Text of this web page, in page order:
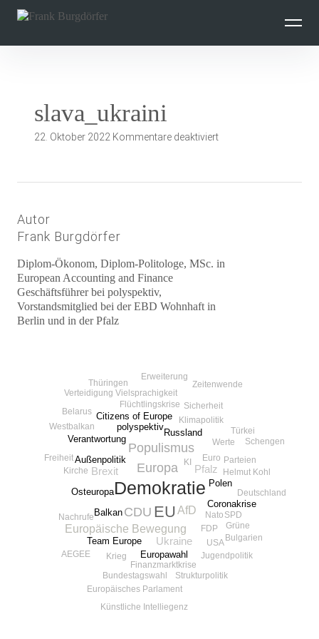
überspringen
slava_ukraini
22. Oktober 2022 Kommentare deaktiviertfür
Autor
Frank Burgdörfer
Diplom-Ökonom, Diplom-Politologe, MSc. in
European Accounting and Finance
Geschäftsführer bei polyspektiv,
Vorstandsmitglied bei der EBD Wohnhaft in
Berlin und in der Pfalz
Demokratie
EU
Europa
CDU
Populismus
AfD
Europäische Bewegung
Ukraine
Brexit Pfalz
Osteuropa
polyspektiv
Europawahl
Team Europe
Russland
Balkan
Coronakrise
Außenpolitik
Citizens of Europe
Polen
Verantwortung
FDP
Finanzmarktkrise
Flüchtlingskrise
Bundestagswahl
Werte
Euro
Krieg
Parteien
USA
Klimapolitik
Nachrufe SPD
Deutschland
Europäisches Parlament
Grüne
Helmut Kohl
Jugendpolitik
Kirche
Sicherheit
Strukturpolitik
Türkei
Vielsprachigkeit
AEGEE
Belarus
Bulgarien
Erweiterung
Freiheit KI
Künstliche Intelliegenz
Nato
Schengen
Thüringen
Verteidigung
Westbalkan
Zeitenwende